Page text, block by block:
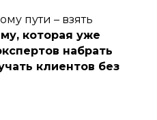
пути – взять
которая уже
набрать
клиентов без